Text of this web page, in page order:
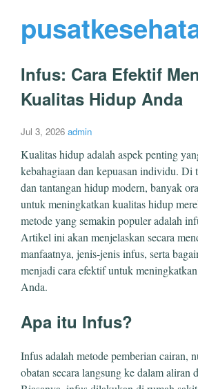
Infus: Cara Efektif
Kualitas Hidup Anda
Jul 3, 2026 admin
Kualitas hidup adalah aspek penting
kebahagiaan dan kepuasan individu. Di
dan tantangan hidup modern, banyak
untuk meningkatkan kualitas hidup
metode yang semakin populer adalah
Artikel ini akan menjelaskan secara
manfaatnya, jenis-jenis infus, serta
menjadi cara efektif untuk
Anda.
Apa itu Infus?
Infus adalah metode pemberian cairan,
obatan secara langsung ke dalam aliran